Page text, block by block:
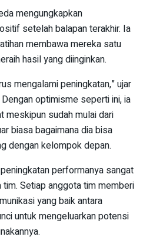
mengungkapkan
setelah balapan terakhir. Ia
membawa mereka satu
hasil yang diinginkan.
mengalami peningkatan,” ujar
optimisme seperti ini, ia
meskipun sudah mulai dari
biasa bagaimana dia bisa
dengan kelompok depan.
performanya sangat
Setiap anggota tim memberi
yang baik antara
untuk mengeluarkan potensi